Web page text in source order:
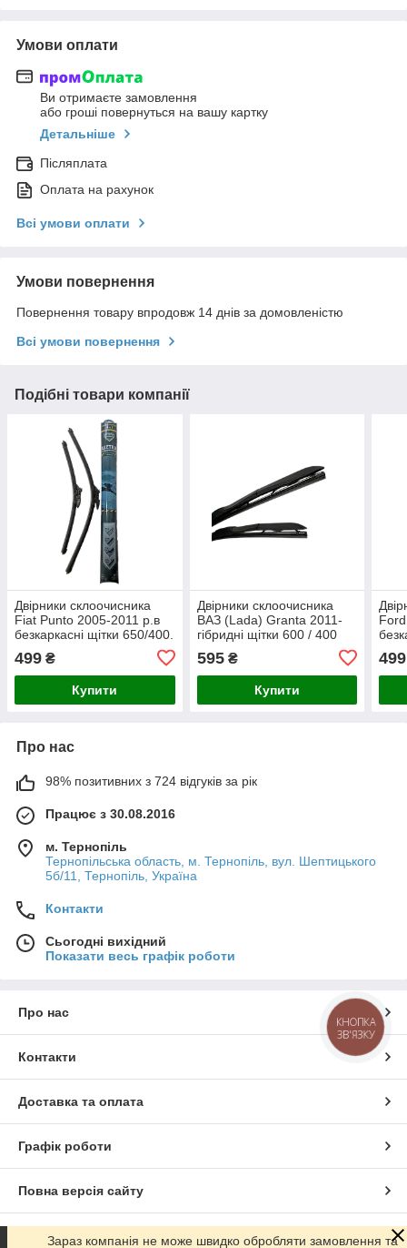
Умови оплати
Ви отримаєте замовлення
або гроші повернуться на вашу картку
Детальніше
Післяплата
Оплата на рахунок
Всі умови оплати
Умови повернення
Повернення товару впродовж 14 днів за домовленістю
Всі умови повернення
Подібні товари компанії
Двірники склоочисника
Fiat Punto 2005-2011 р.в
безкаркасні щітки 650/400.
499 ₴
Купити
Двірники склоочисника
ВАЗ (Lada) Granta 2011-
гібридні щітки 600 / 400
мм. Armer (комплект 2 шт.)
595₴
Купити
499
Про нас
98% позитивних з 724 відгуків за рік
Працює з 30.08.2016
м. Тернопіль
Тернопільська область, м. Тернопіль, вул. Шептицького
5б/11, Тернопіль, Україна
Контакти
Сьогодні вихідний
Показати весь графік роботи
Про нас
Контакти
Доставка та оплата
Графік роботи
Повна версія сайту
Сайт створено на маркетплейсі Prom.ua
Зараз компанія не може швидко обробляти замовлення та
КНОПКА
ЗВ'ЯЗКУ